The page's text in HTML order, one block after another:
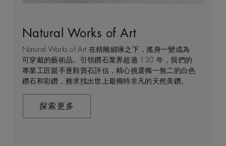
Natural Works of Art
Natural Works of Art 在精雕細琢之下，搖身一變成為
可穿戴的藝術品。引領鑽石業界超過 130 年，我們的
專業工匠親手逐顆寶石評估，精心挑選獨一無二的白色
鑽石和彩鑽，務求找出世上最獨特非凡的天然美鑽。
探索更多
鑽石珠寶創作的藝術
De Beers 作為鑽石珠寶藝術的領導者，在鑽石之旅的
每個階段 —— 從鑽石原石的開採到打造成世代相傳的
瑰寶 —— 均擁有舉足輕重的獨特地位。 我們探索並揭
示大自然的珍稀寶藏所潛藏的醉人魅力，精心創造出工
在這趟追尋極致瑰寶的旅程，對完美的追求與卓越的專
建設永恒
我們每天都能親眼目感受天然美鑽何等珍貴，對佩戴者
和製作過程中的所有人而言，鑽石都是大自然的瑰寶。
因此我們致力確保每顆鑽石都能對開採地當地的人民和
環境帶來長久的正面影響。我們將此承諾稱為「建設永
探索更多
客戶服務
不論您身處家中或到訪我們其中一間商店，我們都渴望
能為您提供度身訂造的購物體驗。預約親臨精品店或線
上購物體驗，即可透過私人諮詢得到專家協助和指導。
聯絡我們